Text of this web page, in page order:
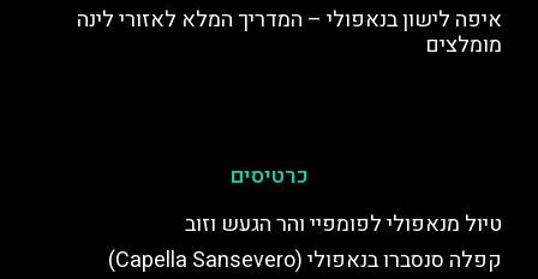
איפה לישון בנאפולי – המדריך המלא לאזורי לינה
מומלצים
כרטיסים
טיול מנאפולי לפומפיי והר הגעש וזוב
קפלה סנסברו בנאפולי (Capella Sansevero)